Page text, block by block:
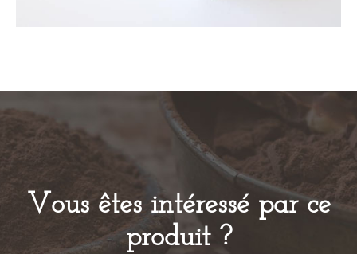
Vous êtes intéressé par ce
produit ?